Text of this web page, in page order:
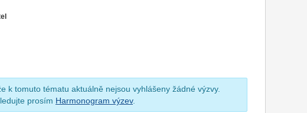
k tomuto tématu aktuálně nejsou vyhlášeny žádné výzvy.
prosím Harmonogram výzev.